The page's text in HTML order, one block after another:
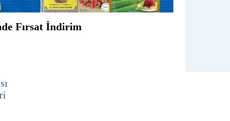
Fırsat İndirim